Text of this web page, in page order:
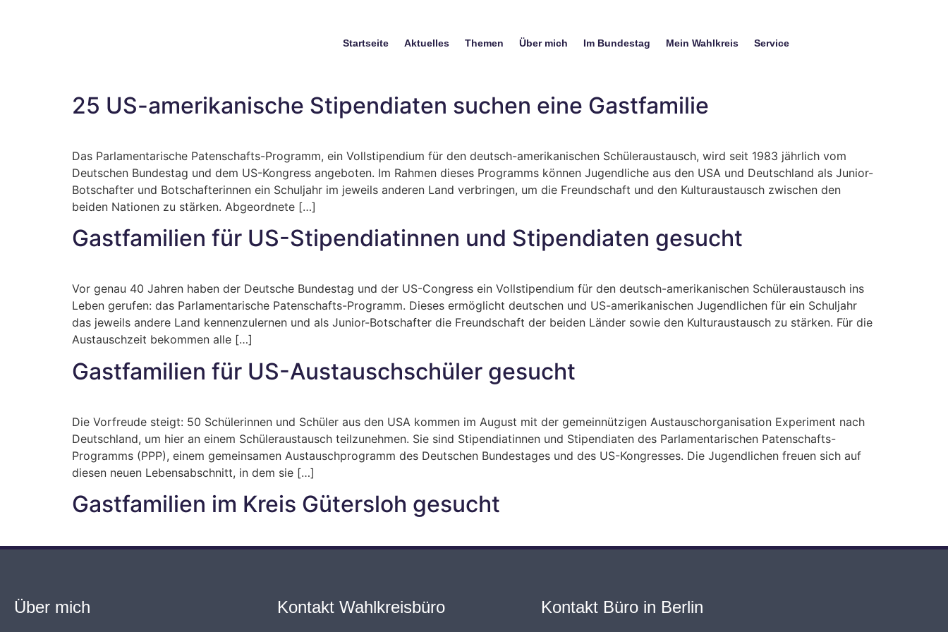
Startseite Aktuelles Themen Über mich Im Bundestag Mein Wahlkreis Service
25 US-amerikanische Stipendiaten suchen eine Gastfamilie
Das Parlamentarische Patenschafts-Programm, ein Vollstipendium für den deutsch-amerikanischen Schüleraustausch, wird seit 1983 jährlich vom
Deutschen Bundestag und dem US-Kongress angeboten. Im Rahmen dieses Programms können Jugendliche aus den USA und Deutschland als Junior-
Botschafter und Botschafterinnen ein Schuljahr im jeweils anderen Land verbringen, um die Freundschaft und den Kulturaustausch zwischen den
beiden Nationen zu stärken. Abgeordnete […]
Gastfamilien für US-Stipendiatinnen und Stipendiaten gesucht
Vor genau 40 Jahren haben der Deutsche Bundestag und der US-Congress ein Vollstipendium für den deutsch-amerikanischen Schüleraustausch ins
Leben gerufen: das Parlamentarische Patenschafts-Programm. Dieses ermöglicht deutschen und US-amerikanischen Jugendlichen für ein Schuljahr
das jeweils andere Land kennenzulernen und als Junior-Botschafter die Freundschaft der beiden Länder sowie den Kulturaustausch zu stärken. Für die
Austauschzeit bekommen alle […]
Gastfamilien für US-Austauschschüler gesucht
Die Vorfreude steigt: 50 Schülerinnen und Schüler aus den USA kommen im August mit der gemeinnützigen Austauschorganisation Experiment nach
Deutschland, um hier an einem Schüleraustausch teilzunehmen. Sie sind Stipendiatinnen und Stipendiaten des Parlamentarischen Patenschafts-
Programms (PPP), einem gemeinsamen Austauschprogramm des Deutschen Bundestages und des US-Kongresses. Die Jugendlichen freuen sich auf
diesen neuen Lebensabschnitt, in dem sie […]
Gastfamilien im Kreis Gütersloh gesucht
Über mich Kontakt Wahlkreisbüro Kontakt Büro in Berlin